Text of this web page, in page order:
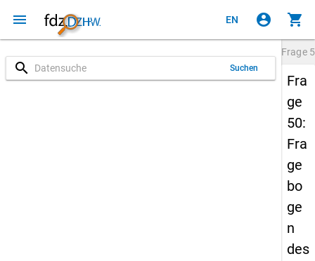
menu EN account_circle shopping_cart
search Suchen
Frage
Fra
ge
50:
Fra
ge
bo
ge
n
des